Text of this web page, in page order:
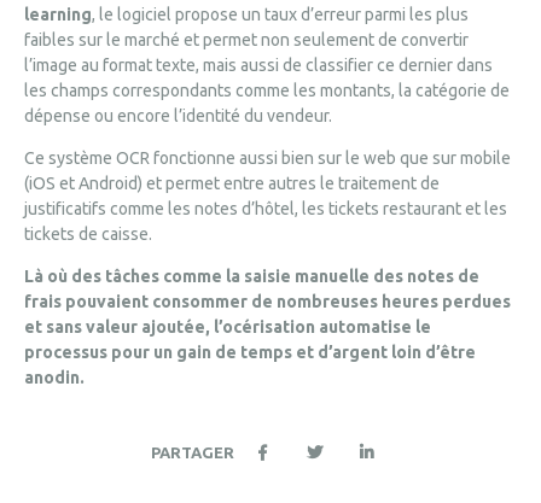
learning, le logiciel propose un taux d’erreur parmi les plus
faibles sur le marché et permet non seulement de convertir
l’image au format texte, mais aussi de classifier ce dernier dans
les champs correspondants comme les montants, la catégorie de
dépense ou encore l’identité du vendeur.
Ce système OCR fonctionne aussi bien sur le web que sur mobile
(iOS et Android) et permet entre autres le traitement de
justificatifs comme les notes d’hôtel, les tickets restaurant et les
tickets de caisse.
Là où des tâches comme la saisie manuelle des notes de
frais pouvaient consommer de nombreuses heures perdues
et sans valeur ajoutée, l’océrisation automatise le
processus pour un gain de temps et d’argent loin d’être
anodin.
PARTAGER